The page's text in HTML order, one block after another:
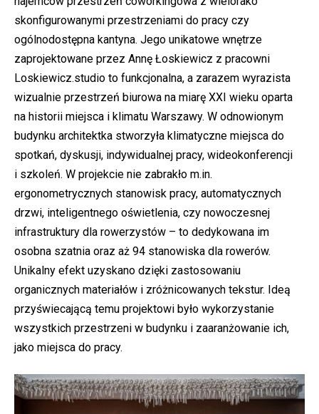
skonfigurowanymi przestrzeniami do pracy czy
ogólnodostępna kantyna. Jego unikatowe wnętrze
zaprojektowane przez Annę Łoskiewicz z pracowni
Loskiewicz.studio to funkcjonalna, a zarazem wyrazista
wizualnie przestrzeń biurowa na miarę XXI wieku oparta
na historii miejsca i klimatu Warszawy. W odnowionym
budynku architektka stworzyła klimatyczne miejsca do
spotkań, dyskusji, indywidualnej pracy, wideokonferencji
i szkoleń. W projekcie nie zabrakło m.in.
ergonometrycznych stanowisk pracy, automatycznych
drzwi, inteligentnego oświetlenia, czy nowoczesnej
infrastruktury dla rowerzystów – to dedykowana im
osobna szatnia oraz aż 94 stanowiska dla rowerów.
Unikalny efekt uzyskano dzięki zastosowaniu
organicznych materiałów i zróżnicowanych tekstur. Ideą
przyświecającą temu projektowi było wykorzystanie
wszystkich przestrzeni w budynku i zaaranżowanie ich,
jako miejsca do pracy.